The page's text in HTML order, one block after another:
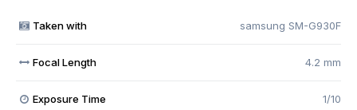
Taken with samsung SM-G930F
Focal Length 4.2 mm
Exposure Time 1/10